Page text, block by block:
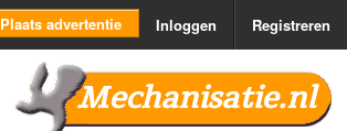
Plaats advertentie Inloggen Registreren
Mechanisatie.nl